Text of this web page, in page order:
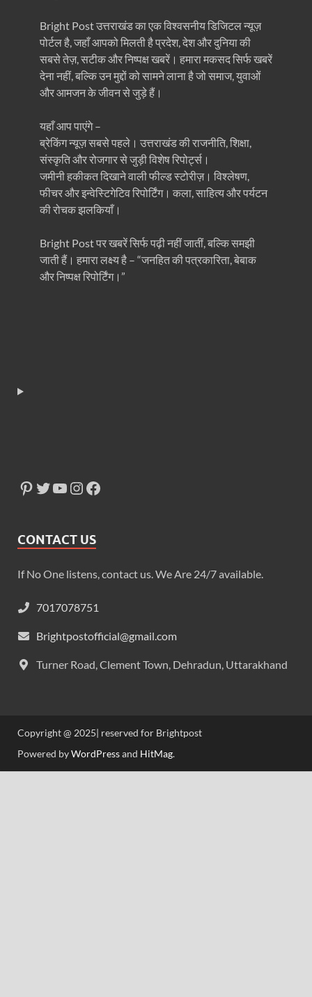
Bright Post उत्तराखंड का एक विश्वसनीय डिजिटल न्यूज़
पोर्टल है, जहाँ आपको मिलती है प्रदेश, देश और दुनिया की
सबसे तेज़, सटीक और निष्पक्ष खबरें। हमारा मकसद सिर्फ खबरें
देना नहीं, बल्कि उन मुद्दों को सामने लाना है जो समाज, युवाओं
और आमजन के जीवन से जुड़े हैं।
यहाँ आप पाएंगे –
ब्रेकिंग न्यूज़ सबसे पहले। उत्तराखंड की राजनीति, शिक्षा,
संस्कृति और रोजगार से जुड़ी विशेष रिपोर्ट्स।
जमीनी हकीकत दिखाने वाली फील्ड स्टोरीज़। विश्लेषण,
फीचर और इन्वेस्टिगेटिव रिपोर्टिंग। कला, साहित्य और पर्यटन
की रोचक झलकियाँ।
Bright Post पर खबरें सिर्फ पढ़ी नहीं जातीं, बल्कि समझी
जाती हैं। हमारा लक्ष्य है – “जनहित की पत्रकारिता, बेबाक
और निष्पक्ष रिपोर्टिंग।”
CONTACT US
If No One listens, contact us. We Are 24/7 available.
7017078751
Brightpostofficial@gmail.com
Turner Road, Clement Town, Dehradun, Uttarakhand
Copyright @ 2025| reserved for Brightpost
Powered byWordPressand HitMag.